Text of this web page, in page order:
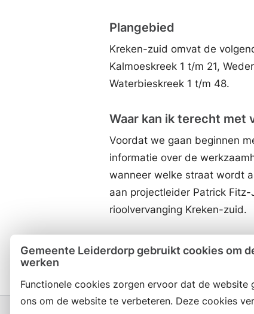
Gemeente Leiderdorp gebruikt cookies om
werken
Functionele cookies zorgen ervoor dat de
ons om de website te verbeteren. Deze cookies
Plangebied
Kreken-zuid omvat de
Kalmoeskreek 1 t/m 21,
Waterbieskreek 1 t/m 48.
Waar kan ik terecht met
Voordat we gaan beginnen
informatie over de
wanneer welke straat wordt
aan projectleider Patrick
rioolvervanging Kreken-zuid.
Datum laatste update: 25